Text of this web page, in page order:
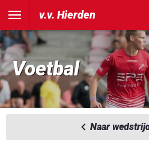
v.v. Hierden
Voetbal
Naar